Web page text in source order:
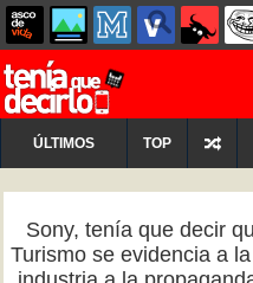
ÚLTIMOS TOP
Sony, tenía que decir
Turismo se evidencia a